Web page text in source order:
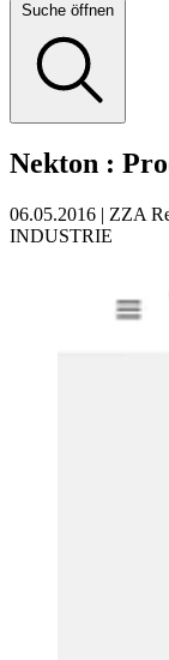
Suche öffnen
Nekton :
06.05.2016 | ZZA
INDUSTRIE